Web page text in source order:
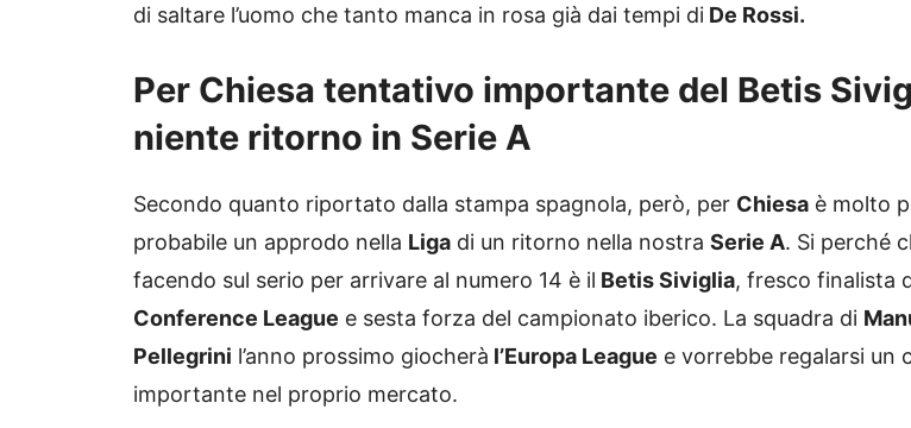
di saltare l’uomo che tanto manca in rosa già dai tempi di De Rossi.
Per Chiesa tentativo importante del Betis
niente ritorno in Serie A
Secondo quanto riportato dalla stampa spagnola, però, per Chiesa è molto
probabile un approdo nella Liga di un ritorno nella nostra Serie A. Si perché
facendo sul serio per arrivare al numero 14 è il Betis Siviglia, fresco finalista
Conference League e sesta forza del campionato iberico. La squadra di
Pellegrini l’anno prossimo giocherà l’Europa League e vorrebbe regalarsi un
importante nel proprio mercato.